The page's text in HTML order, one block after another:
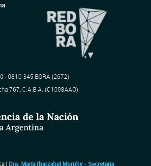
- 0810-345-BORA (2672)
767, C.A.B.A. (C1008AAO)
| Dra. María Ibarzabal Murphy - Secretaria